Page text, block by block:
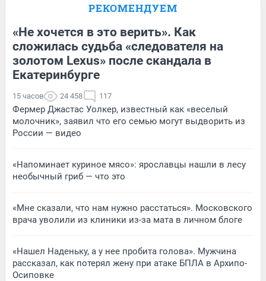
РЕКОМЕНДУЕМ
«Не хочется в это верить». Как
сложилась судьба «следователя на
золотом Lexus» после скандала в
Екатеринбурге
15 часов 24 458 117
Фермер Джастас Уолкер, известный как «веселый
молочник», заявил что его семью могут выдворить из
России — видео
«Напоминает куриное мясо»: ярославцы нашли в лесу
необычный гриб — что это
«Мне сказали, что нам нужно расстаться». Московского
врача уволили из клиники из-за мата в личном блоге
«Нашел Наденьку, а у нее пробита голова». Мужчина
рассказал, как потерял жену при атаке БПЛА в Архипо-
Осиповке